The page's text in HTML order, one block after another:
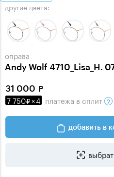
оправа
Andy Wolf 4710_Lisa_H.
другие цвета:
31 000
7 750 ×4 платежа в сплит
добавить в